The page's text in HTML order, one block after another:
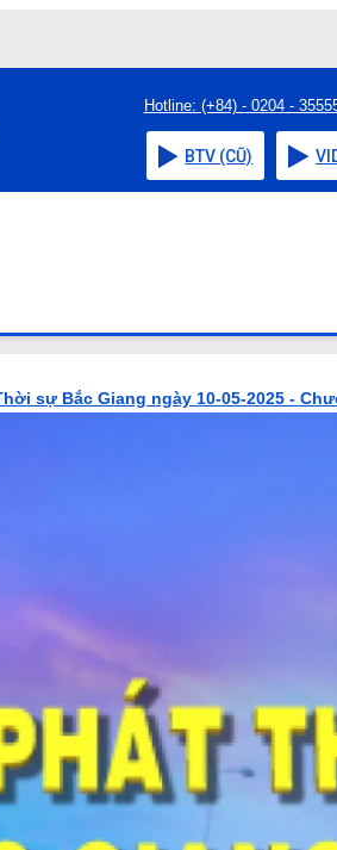
Hotline: (+84) - 0204 -
BTV (CŨ)
sự Bắc Giang ngày 10-05-2025 -